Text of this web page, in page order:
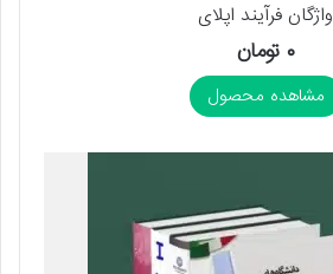
واژگان فرآیند اپلای
۰ تومان
مشاهده محصول